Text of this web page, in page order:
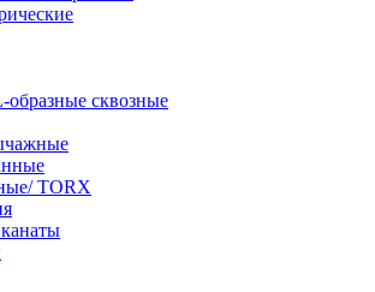
сквозные
TORX